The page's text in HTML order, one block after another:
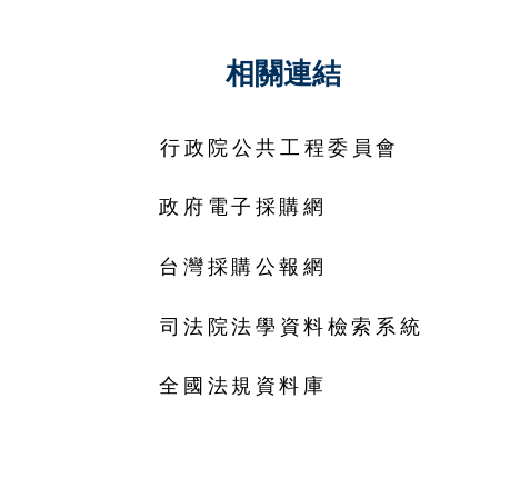
相關連結
行政院公共工程委員會
政府電子採購網
台灣採購公報網
司法院法學資料檢索系統
全國法規資料庫